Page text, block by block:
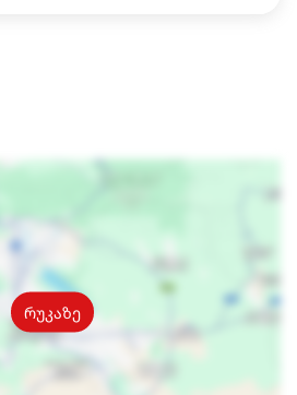
რუკაზე